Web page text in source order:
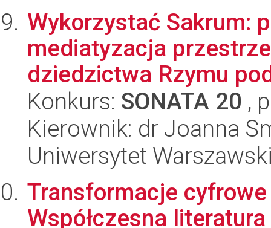
Wykorzystać Sakrum:
mediatyzacja
dziedzictwa Rzymu
Konkurs: SONATA 20 ,
Kierownik: dr Joanna
Uniwersytet
Transformacje
Współczesna